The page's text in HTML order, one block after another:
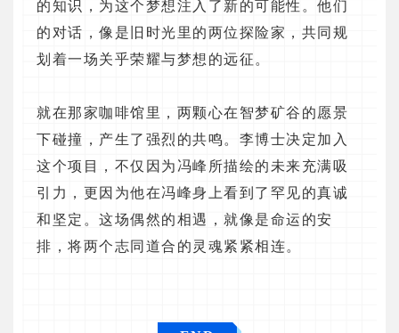
的知识，为这个梦想注入了新的可能性。他们
的对话，像是旧时光里的两位探险家，共同规
划着一场关乎荣耀与梦想的远征。
就在那家咖啡馆里，两颗心在智梦矿谷的愿景
下碰撞，产生了强烈的共鸣。李博士决定加入
这个项目，不仅因为冯峰所描绘的未来充满吸
引力，更因为他在冯峰身上看到了罕见的真诚
和坚定。这场偶然的相遇，就像是命运的安
排，将两个志同道合的灵魂紧紧相连。